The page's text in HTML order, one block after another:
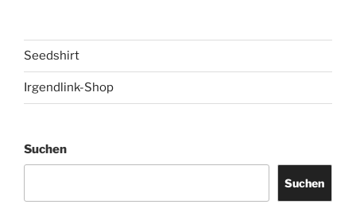
Seedshirt
Irgendlink-Shop
Suchen
Suchen